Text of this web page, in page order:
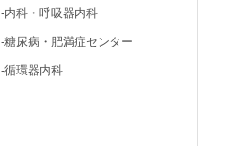
-内科・呼吸器内科
-糖尿病・肥満症センター
-循環器内科